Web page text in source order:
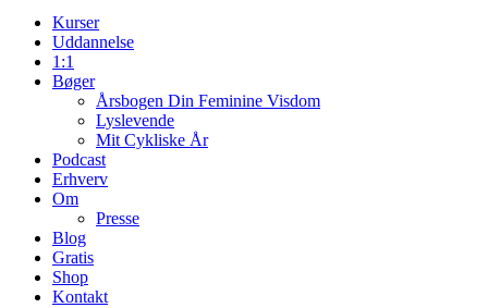
Kurser
Uddannelse
1:1
Bøger
Årsbogen Din Feminine Visdom
Lyslevende
Mit Cykliske År
Podcast
Erhverv
Om
Presse
Blog
Gratis
Shop
Kontakt